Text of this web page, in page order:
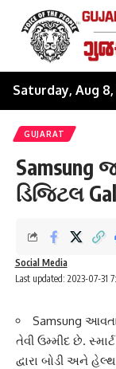
Saturday, Aug
GUJARAT
Samsung
ડિજિટલ
Last updated: 2023-07-31
Social Media
Samsung આવતા
તેવી ઉમ્મીદ છે.
દ્વારા બોડી અને